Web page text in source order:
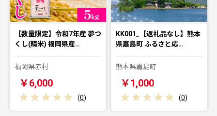
【数量限定】令和7年産 夢つ
くし(精米) 福岡県産…
福岡県赤村
￥6,000
(0)
KK001_【返礼品なし】熊本
県嘉島町 ふるさと応…
熊本県嘉島町
￥1,000
(0)